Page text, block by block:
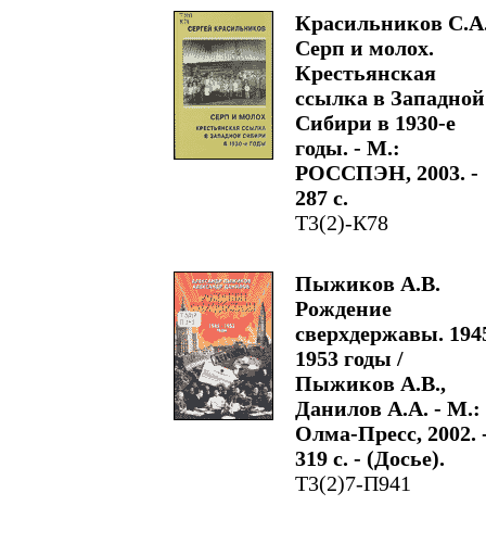
Красильников
Серп и молох.
Крестьянская
ссылка в Западной
Сибири в 1930-е
годы. - М.:
РОССПЭН, 2003. -
287 с.
Т3(2)-К78
Пыжиков А.В.
Рождение
сверхдержавы.
1953 годы /
Пыжиков А.В.,
Данилов А.А. - М.:
Олма-Пресс, 2002.
319 с. - (Досье).
Т3(2)7-П941